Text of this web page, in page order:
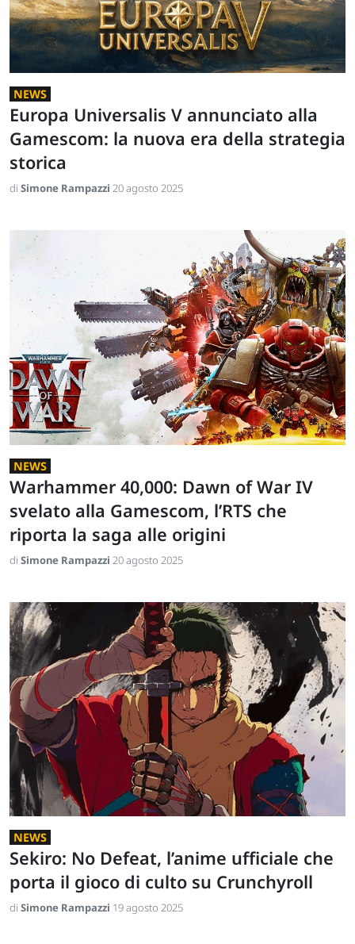
NEWS
Europa Universalis V annunciato alla
Gamescom: la nuova era della strategia
storica
di Simone Rampazzi 20 agosto 2025
NEWS
Warhammer 40,000: Dawn of War IV
svelato alla Gamescom, l’RTS che
riporta la saga alle origini
di Simone Rampazzi 20 agosto 2025
NEWS
Sekiro: No Defeat, l’anime ufficiale che
porta il gioco di culto su Crunchyroll
di Simone Rampazzi 19 agosto 2025